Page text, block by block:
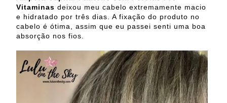
Vitaminas deixou meu cabelo extremamente macio
e hidratado por três dias. A fixação do produto no
cabelo é ótima, assim que eu passei senti uma boa
absorção nos fios.